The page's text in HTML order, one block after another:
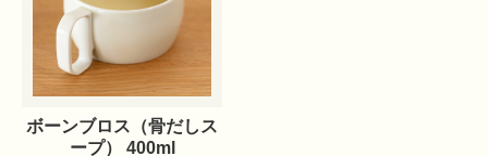
ボーンブロス（骨だしス
ープ） 400ml